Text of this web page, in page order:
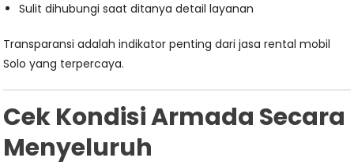
Sulit dihubungi saat ditanya detail layanan
Transparansi adalah indikator penting dari jasa rental mobil
Solo yang terpercaya.
Cek Kondisi Armada Secara
Menyeluruh